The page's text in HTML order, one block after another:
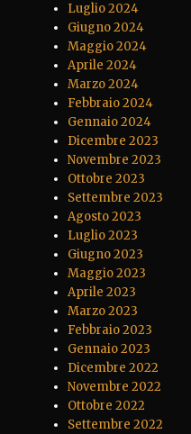
Luglio 2024
Giugno 2024
Maggio 2024
Aprile 2024
Marzo 2024
Febbraio 2024
Gennaio 2024
Dicembre 2023
Novembre 2023
Ottobre 2023
Settembre 2023
Agosto 2023
Luglio 2023
Giugno 2023
Maggio 2023
Aprile 2023
Marzo 2023
Febbraio 2023
Gennaio 2023
Dicembre 2022
Novembre 2022
Ottobre 2022
Settembre 2022